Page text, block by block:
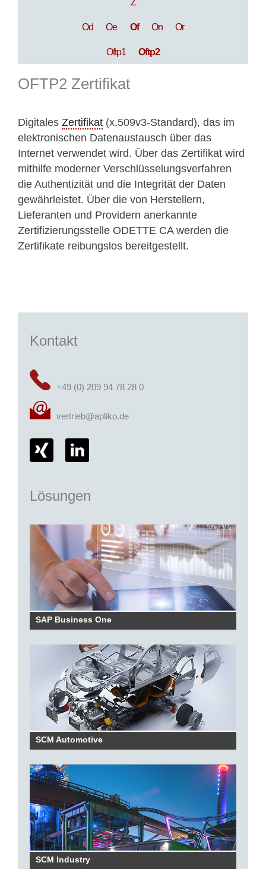
Od Oe Of On Or
Oftp1 Oftp2
OFTP2 Zertifikat
Digitales Zertifikat (x.509v3-Standard), das im
elektronischen Datenaustausch über das
Internet verwendet wird. Über das Zertifikat wird
mithilfe moderner Verschlüsselungsverfahren
die Authentizität und die Integrität der Daten
gewährleistet. Über die von Herstellern,
Lieferanten und Providern anerkannte
Zertifizierungsstelle ODETTE CA werden die
Zertifikate reibungslos bereitgestellt.
Kontakt
+49 (0) 209 94 78 28 0
vertrieb@apliko.de
Lösungen
SAP Business One
SCM Automotive
SCM Industry